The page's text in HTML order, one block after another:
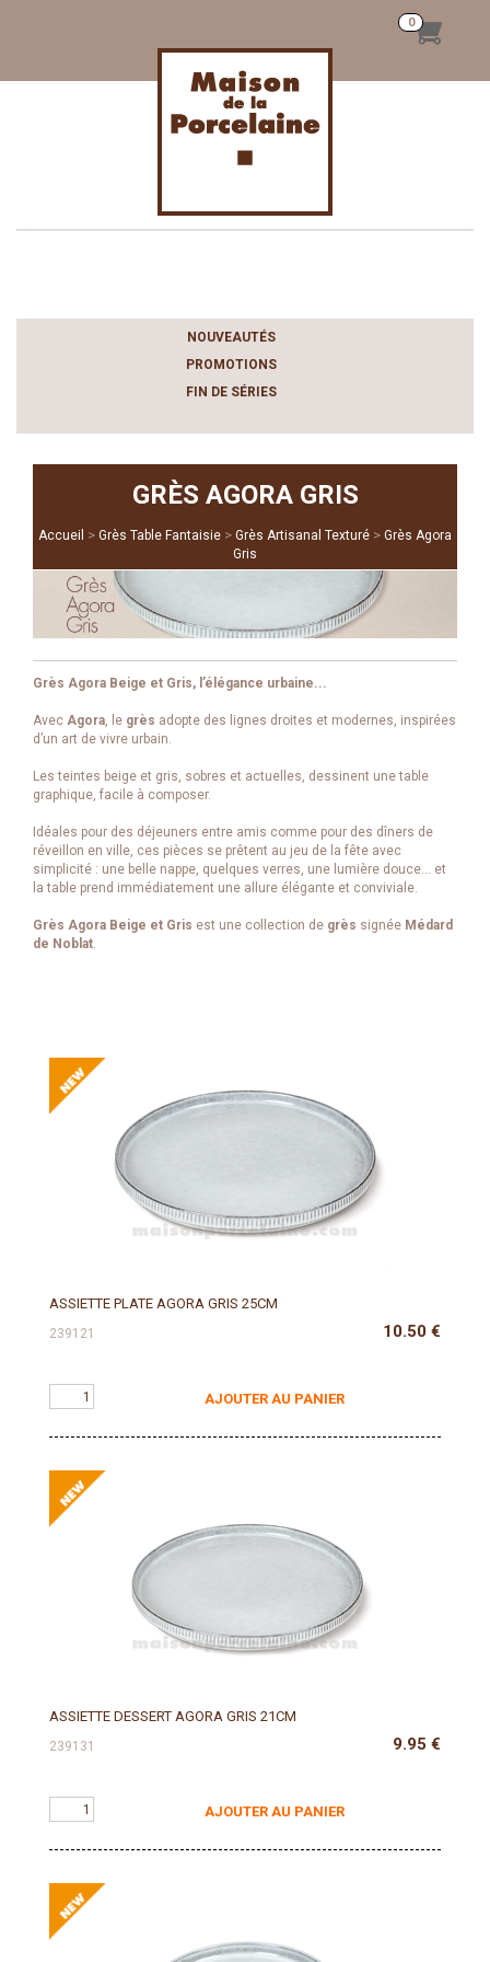
NOUVEAUTÉS
PROMOTIONS
FIN DE SÉRIES
GRÈS AGORA GRIS
Accueil > Grès Table Fantaisie > Grès Artisanal Texturé > Grès Agora
Gris
Grès Agora Beige et Gris, l’élégance urbaine...
Avec Agora, le grès adopte des lignes droites et modernes, inspirées
d’un art de vivre urbain.
Les teintes beige et gris, sobres et actuelles, dessinent une table
graphique, facile à composer.
Idéales pour des déjeuners entre amis comme pour des dîners de
réveillon en ville, ces pièces se prêtent au jeu de la fête avec
simplicité : une belle nappe, quelques verres, une lumière douce… et
la table prend immédiatement une allure élégante et conviviale.
Grès Agora Beige et Gris est une collection de grès signée Médard
de Noblat.
ASSIETTE PLATE AGORA GRIS 25CM
239121 10.50 €
AJOUTER AU PANIER
ASSIETTE DESSERT AGORA GRIS 21CM
239131 9.95 €
AJOUTER AU PANIER